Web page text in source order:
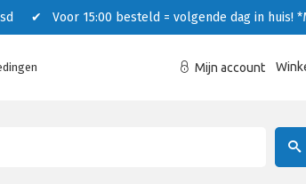
Voor 15:00 besteld = volgende dag in huis!
Mijn account